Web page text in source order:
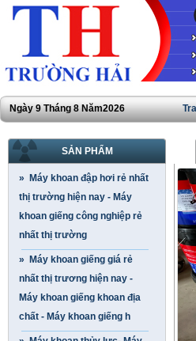
Ngày 9 Tháng 8 Năm2026
SẢN PHẨM
» Máy khoan đập hơi rẻ nhất
thị trường hiện nay - Máy
khoan giếng công nghiệp rẻ
nhất thị trường
» Máy khoan giếng giá rẻ
nhất thị trương hiện nay -
Máy khoan giếng khoan địa
chất - Máy khoan giếng h